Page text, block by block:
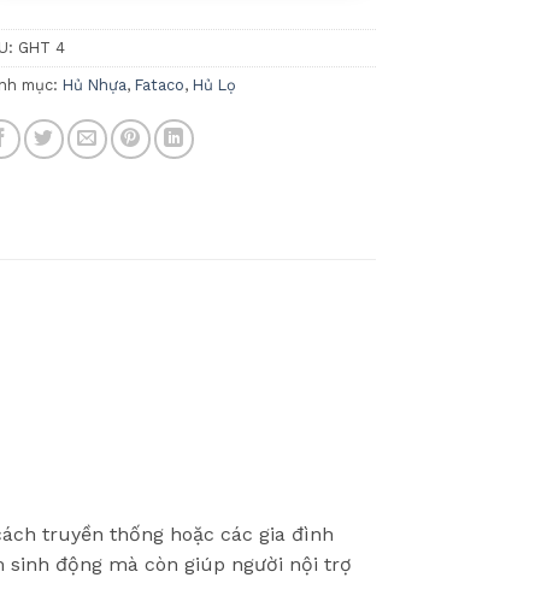
GHT 4
mục: Hủ Nhựa, Fataco, Hủ Lọ
truyền thống hoặc các gia đình
động mà còn giúp người nội trợ